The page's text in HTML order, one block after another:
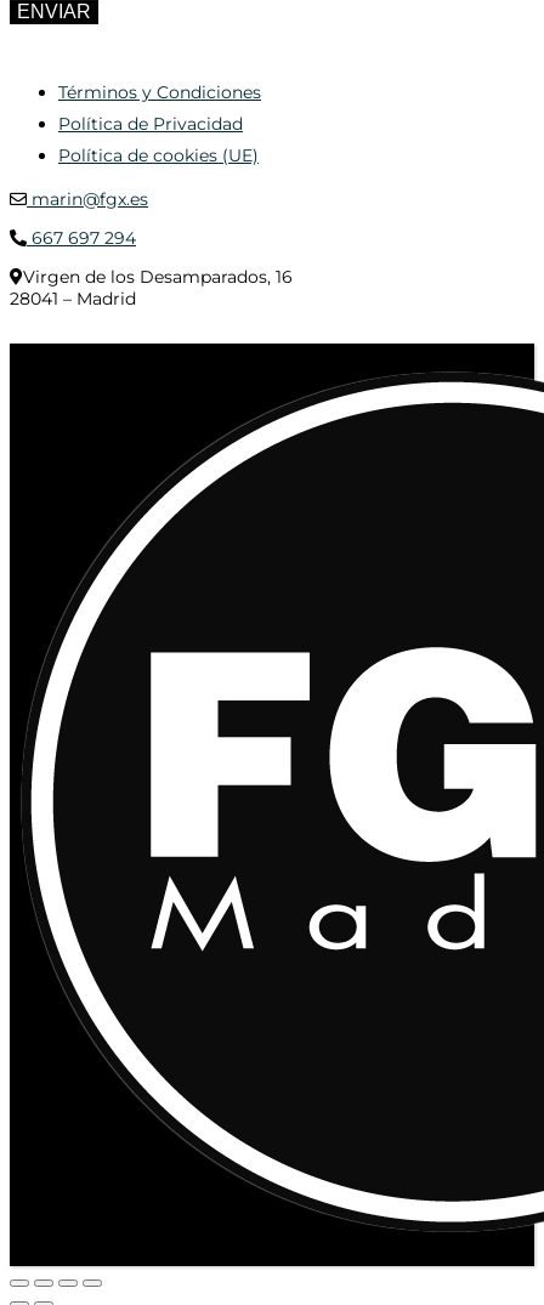
ENVIAR
Términos y Condiciones
Política de Privacidad
Política de cookies (UE)
marin@fgx.es
667 697 294
Virgen de los Desamparados, 16
28041 – Madrid